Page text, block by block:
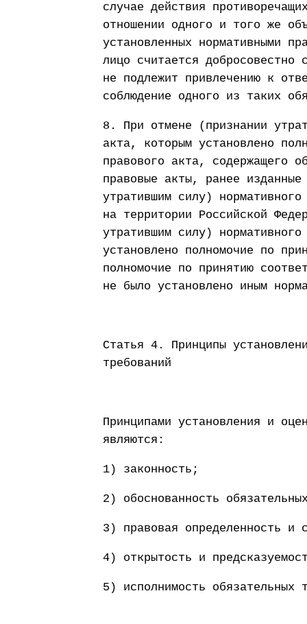
случае действия
отношении одного и того же
установленных нормативными
лицо считается добросовестно
не подлежит привлечению к
соблюдение одного из таких
8. При отмене (признании
акта, которым установлено
правового акта, содержащего
правовые акты, ранее
утратившим силу)
на территории Российской
утратившим силу)
установлено полномочие по
полномочие по принятию
не было установлено иным
Статья 4. Принципы
требований
Принципами установления и
являются:
1) законность;
2) обоснованность
3) правовая определенность и
4) открытость и
5) исполнимость обязательных